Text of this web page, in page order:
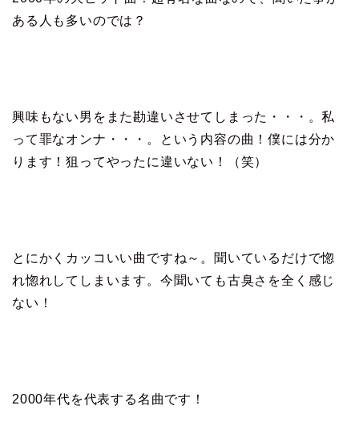
ある人も多いのでは？
興味もない男をまた勘違いさせてしまった・・・。私
って罪なオンナ・・・。という内容の曲！僕には分か
ります！狙ってやったに違いない！（笑）
とにかくカッコいい曲ですね～。聞いているだけで惚
れ惚れしてしまいます。今聞いても古臭さを全く感じ
ない！
2000年代を代表する名曲です！